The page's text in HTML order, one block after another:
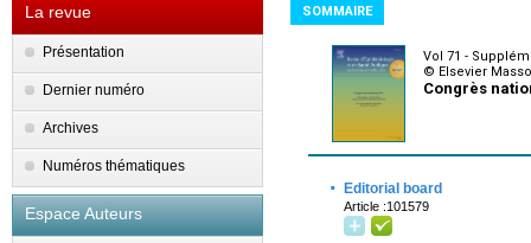
La revue
Présentation
Dernier numéro
Archives
Numéros thématiques
Espace Auteurs
SOMMAIRE
Vol 71 -
© Elsevier
Congrès
· Editorial board
Article :101579